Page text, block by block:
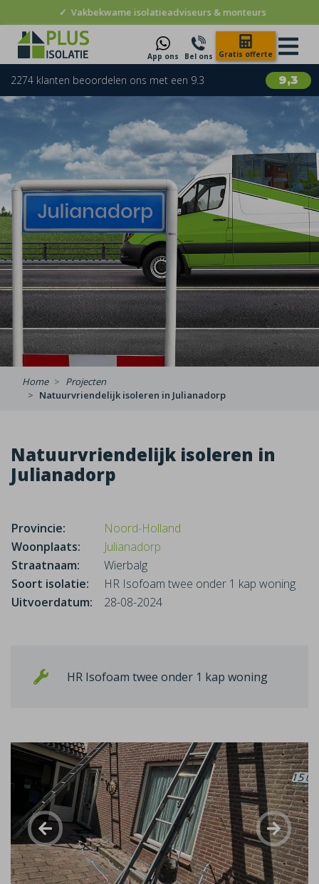
✓ Vakbekwame isolatieadviseurs & monteurs
App ons Bel ons Gratis offerte
9,3
2274 klanten beoordelen ons met een 9.3
Home
Projecten
Natuurvriendelijk isoleren in Julianadorp
Natuurvriendelijk isoleren in
Julianadorp
Provincie:
Noord-Holland
Woonplaats:
Julianadorp
Straatnaam:
Wierbalg
Soort isolatie:
HR Isofoam twee onder 1 kap woning
Uitvoerdatum:
28-08-2024
HR Isofoam twee onder 1 kap woning